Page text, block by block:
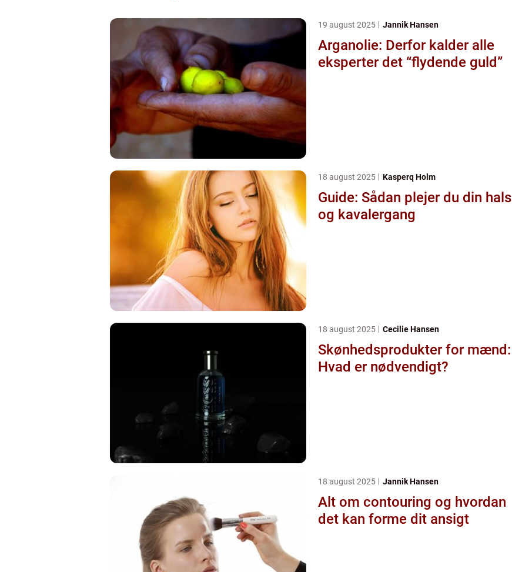
19 august 2025 Jannik Hansen
Arganolie: Derfor kalder alle
eksperter det “flydende guld”
18 august 2025 Kasperq Holm
Guide: Sådan plejer du din hals
og kavalergang
18 august 2025 Cecilie Hansen
Skønhedsprodukter for mænd:
Hvad er nødvendigt?
18 august 2025 Jannik Hansen
Alt om contouring og hvordan
det kan forme dit ansigt